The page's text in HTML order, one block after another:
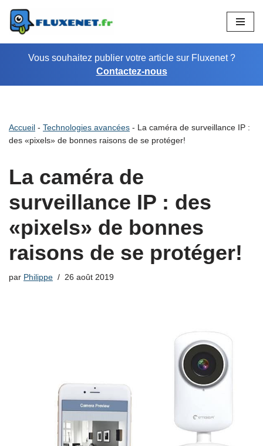
Aller
au
contenuVous souhaitez publier votre article sur Fluxenet ?
Contactez-nous
Accueil - Technologies avancées - La caméra de surveillance IP :
des «pixels» de bonnes raisons de se protéger!
La caméra de
surveillance IP : des
«pixels» de bonnes
raisons de se protéger!
par Philippe 26 août 2019